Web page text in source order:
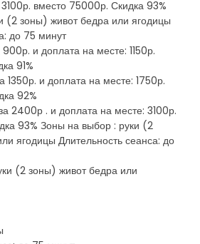
вместо 75000р. Скидка 93%
(2 зоны) живот бедра или ягодицы
до 75 минут
и доплата на месте: 1150р.
91%
1350р. и доплата на месте: 1750р.
92%
2400р . и доплата на месте: 3100р.
93% Зоны на выбор : руки (2
ягодицы Длительность сеанса: до
(2 зоны) живот бедра или